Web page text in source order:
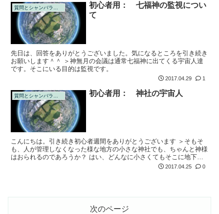
初心者用： 七福神の監視につい
て
先日は、回答をありがとうございました。気になるところを引き続き
お願いします＾＾ ＞神無月の会議は通常七福神に出てくる宇宙人達
です。そこにいる目的は監視です。
2017.04.29 1
初心者用： 神社の宇宙人
こんにちは。引き続き初心者週間をありがとうございます ＞そもそ
も、人が管理しなくなった様な地方の小さな神社でも、ちゃんと神様
はおられるのであろうか？ はい、どんなに小さくてもそこに地下エ
2017.04.25 0
次のページ